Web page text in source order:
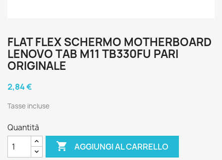
FLAT FLEX SCHERMO MOTHERBOARD
LENOVO TAB M11 TB330FU PARI
ORIGINALE
2,84 €
Tasse incluse
Quantità
 AGGIUNGI AL CARRELLO